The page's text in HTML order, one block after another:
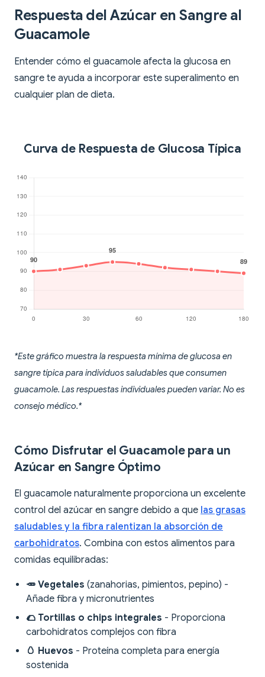
Respuesta del Azúcar en Sangre al
Guacamole
Entender cómo el guacamole afecta la glucosa en
sangre te ayuda a incorporar este superalimento en
cualquier plan de dieta.
Curva de Respuesta de Glucosa Típica
*Este gráfico muestra la respuesta mínima de glucosa en
sangre típica para individuos saludables que consumen
guacamole. Las respuestas individuales pueden variar. No es
consejo médico.*
Cómo Disfrutar el Guacamole para un
Azúcar en Sangre Óptimo
El guacamole naturalmente proporciona un excelente
control del azúcar en sangre debido a que las grasas
saludables y la fibra ralentizan la absorción de
carbohidratos. Combina con estos alimentos para
comidas equilibradas:
🥕 Vegetales (zanahorias, pimientos, pepino) -
Añade fibra y micronutrientes
🌮 Tortillas o chips integrales - Proporciona
carbohidratos complejos con fibra
🥚 Huevos - Proteína completa para energía
sostenida